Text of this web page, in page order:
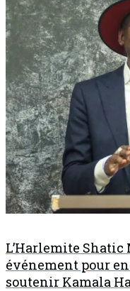
L’Harlemite
événement pour
soutenir Kamala